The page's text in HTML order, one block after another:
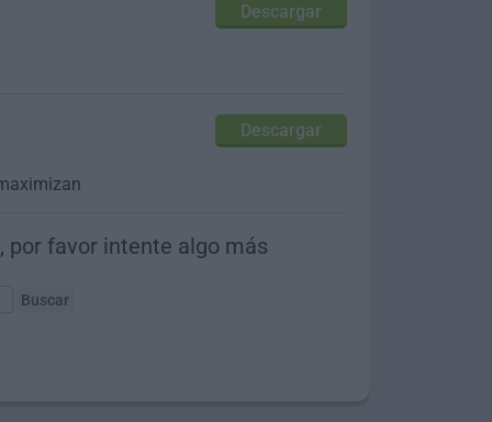
Descargar
Descargar
por favor intente algo más